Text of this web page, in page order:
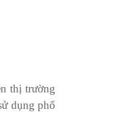
thị trường
dụng phổ